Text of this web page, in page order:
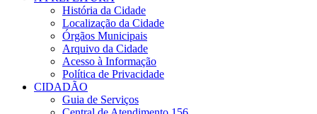
História da Cidade
Localização da Cidade
Órgãos Municipais
Arquivo da Cidade
Acesso à Informação
Política de Privacidade
CIDADÃO
Guia de Serviços